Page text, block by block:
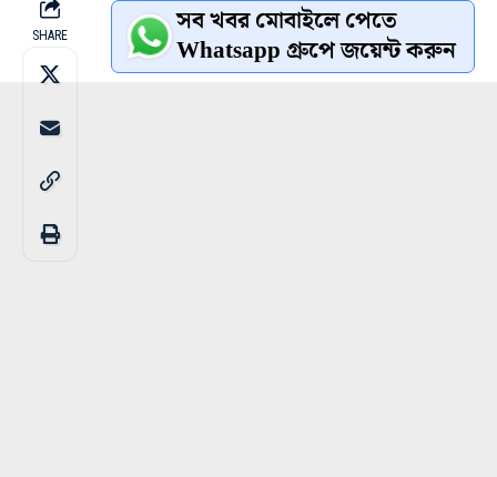
SHARE সব খবর মোবাইলে পেতে
Whatsapp গ্রুপে জয়েন্ট করুন